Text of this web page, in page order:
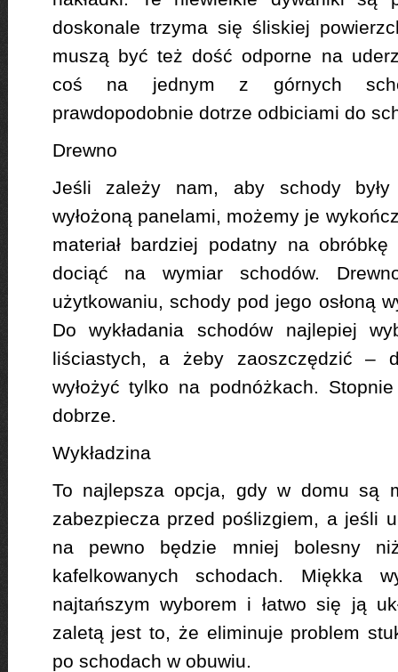
doskonale trzyma się śliskiej
muszą być też dość odporne na
coś na jednym z górnych
prawdopodobnie dotrze odbiciami do
Drewno
Jeśli zależy nam, aby schody były
wyłożoną panelami, możemy je
materiał bardziej podatny na
dociąć na wymiar schodów.
użytkowaniu, schody pod jego osłoną
Do wykładania schodów najlepiej
liściastych, a żeby zaoszczędzić –
wyłożyć tylko na podnóżkach.
dobrze.
Wykładzina
To najlepsza opcja, gdy w domu są
zabezpiecza przed poślizgiem, a jeśli
na pewno będzie mniej bolesny
kafelkowanych schodach. Miękka
najtańszym wyborem i łatwo się ją
zaletą jest to, że eliminuje problem
po schodach w obuwiu.